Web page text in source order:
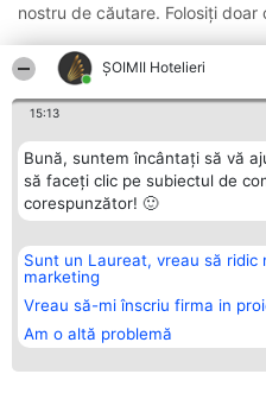
ȘOIMII Hotelieri
15:13
Bună, suntem încântați să vă
să faceți clic pe subiectul de
corespunzător! 🙂
Sunt un Laureat, vreau să ridic
marketing
Vreau să-mi înscriu firma in
Am o altă problemă
nostru de căutare. Folosiți doar
Organizator Ranking
BRIGHT SOLUTIONS BR SRL
Aleea Timisul De Sus 2 Bl. A30
Sc. A Et. 4 Ap. 13 Cod 061952
București
CUI 36737675
Lista
Statut